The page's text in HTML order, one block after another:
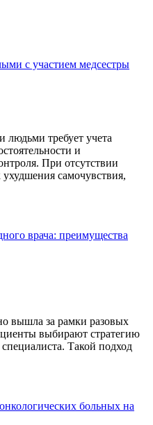
с участием медсестры
людьми требует учета
и
При отсутствии
ухудшения самочувствия,
врача: преимущества
вышла за рамки разовых
выбирают стратегию
Такой подход
больных на